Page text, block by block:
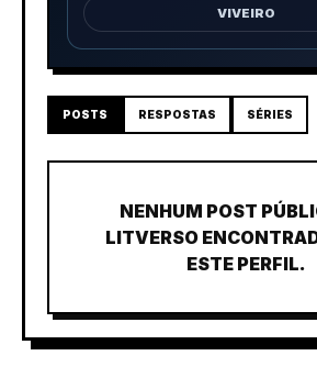
VIVEIRO
POSTS RESPOSTAS SÉRIES
NENHUM POST
LITVERSO
ESTE PERFIL.